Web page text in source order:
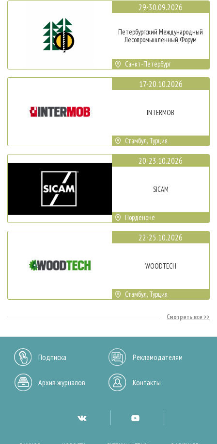
29-30.09.2026
Петербургский Международный
Лесопромышленный Форум
Санкт-Петербург
17-20.10.2026
INTERMOB
Стамбул, Турция
20-23.10.2026
SICAM
Порденоне
22-25.10.2026
WOODTECH
Стамбул, Турция
Смотреть все
Подписка Рекламодателям
Архив журналов Контакты